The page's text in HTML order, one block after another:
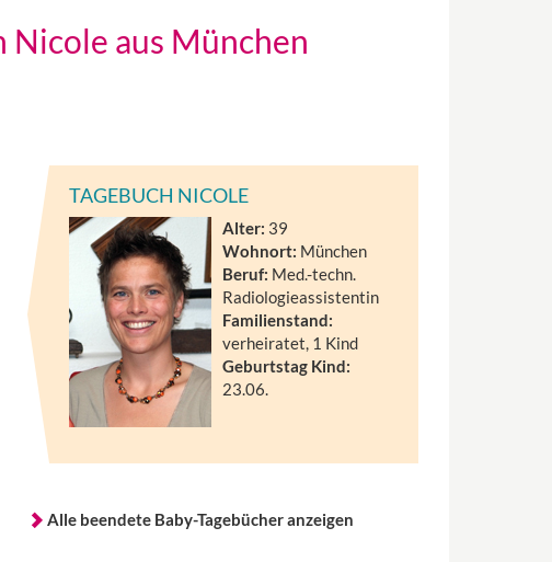
Nicole aus München
TAGEBUCH NICOLE
Alter: 39
Wohnort: München
Beruf: Med.-techn.
Radiologieassistentin
Familienstand:
verheiratet, 1 Kind
Geburtstag Kind:
23.06.
Alle beendete Baby-Tagebücher anzeigen